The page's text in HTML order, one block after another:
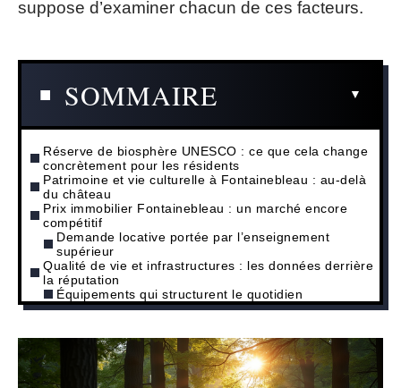
suppose d’examiner chacun de ces facteurs.
SOMMAIRE
Réserve de biosphère UNESCO : ce que cela change
concrètement pour les résidents
Patrimoine et vie culturelle à Fontainebleau : au-delà
du château
Prix immobilier Fontainebleau : un marché encore
compétitif
Demande locative portée par l’enseignement
supérieur
Qualité de vie et infrastructures : les données derrière
la réputation
Équipements qui structurent le quotidien